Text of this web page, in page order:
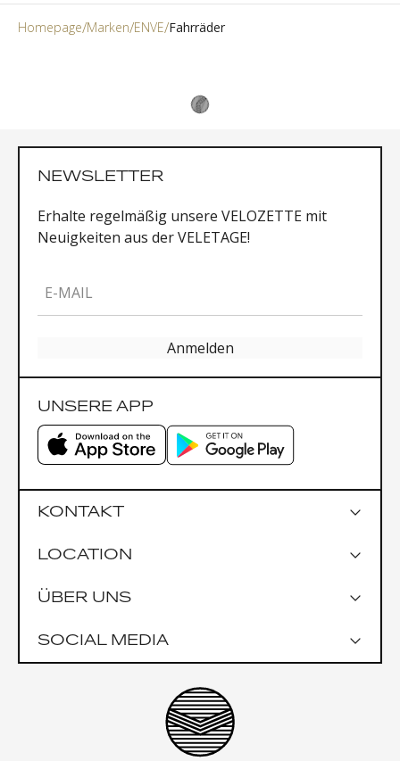
Homepage Marken ENVE Fahrräder
NEWSLETTER
Erhalte regelmäßig unsere VELOZETTE mit
Neuigkeiten aus der VELETAGE!
E-MAIL
Anmelden
UNSERE APP
KONTAKT
LOCATION
Google Maps
Garage Praterstrasse 1
ÜBER UNS
SOCIAL MEDIA